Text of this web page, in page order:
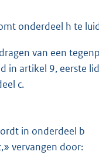
onderdeel h te
van een
in artikel 9, eerste
c.
in onderdeel b
vervangen door: